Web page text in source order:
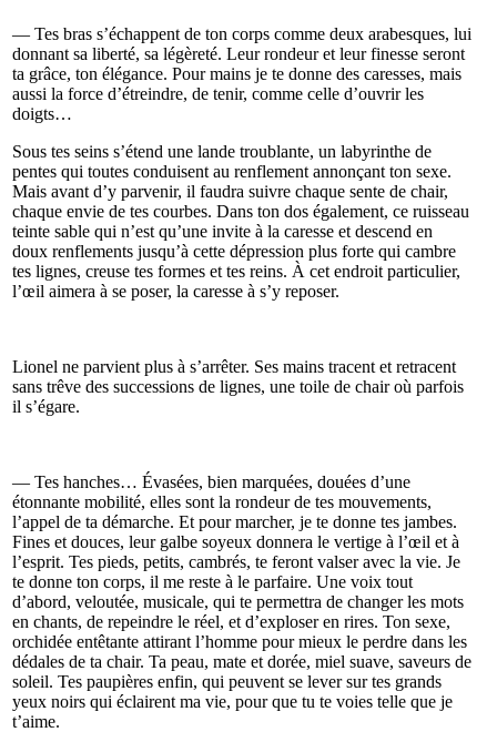
— Tes bras s’échappent de ton corps comme deux arabesques, lui
donnant sa liberté, sa légèreté. Leur rondeur et leur finesse seront
ta grâce, ton élégance. Pour mains je te donne des caresses, mais
aussi la force d’étreindre, de tenir, comme celle d’ouvrir les
doigts…
Sous tes seins s’étend une lande troublante, un labyrinthe de
pentes qui toutes conduisent au renflement annonçant ton sexe.
Mais avant d’y parvenir, il faudra suivre chaque sente de chair,
chaque envie de tes courbes. Dans ton dos également, ce ruisseau
teinte sable qui n’est qu’une invite à la caresse et descend en
doux renflements jusqu’à cette dépression plus forte qui cambre
tes lignes, creuse tes formes et tes reins. À cet endroit particulier,
l’œil aimera à se poser, la caresse à s’y reposer.
Lionel ne parvient plus à s’arrêter. Ses mains tracent et retracent
sans trêve des successions de lignes, une toile de chair où parfois
il s’égare.
— Tes hanches… Évasées, bien marquées, douées d’une
étonnante mobilité, elles sont la rondeur de tes mouvements,
l’appel de ta démarche. Et pour marcher, je te donne tes jambes.
Fines et douces, leur galbe soyeux donnera le vertige à l’œil et à
l’esprit. Tes pieds, petits, cambrés, te feront valser avec la vie. Je
te donne ton corps, il me reste à le parfaire. Une voix tout
d’abord, veloutée, musicale, qui te permettra de changer les mots
en chants, de repeindre le réel, et d’exploser en rires. Ton sexe,
orchidée entêtante attirant l’homme pour mieux le perdre dans les
dédales de ta chair. Ta peau, mate et dorée, miel suave, saveurs de
soleil. Tes paupières enfin, qui peuvent se lever sur tes grands
yeux noirs qui éclairent ma vie, pour que tu te voies telle que je
t’aime.